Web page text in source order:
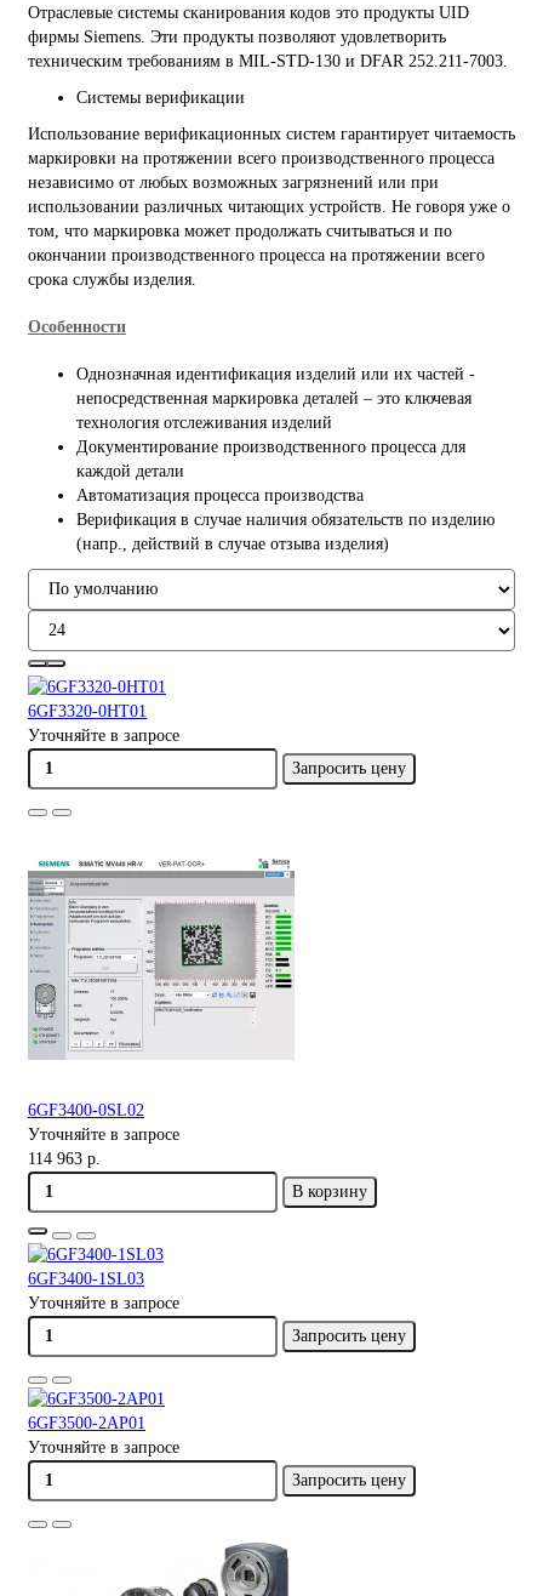
Отраслевые системы сканирования кодов это продукты UID
фирмы Siemens. Эти продукты позволяют удовлетворить
техническим требованиям в MIL-STD-130 и DFAR 252.211-7003.
Системы верификации
Использование верификационных систем гарантирует читаемость
маркировки на протяжении всего производственного процесса
независимо от любых возможных загрязнений или при
использовании различных читающих устройств. Не говоря уже о
том, что маркировка может продолжать считываться и по
окончании производственного процесса на протяжении всего
срока службы изделия.
Особенности
Однозначная идентификация изделий или их частей -
непосредственная маркировка деталей – это ключевая
технология отслеживания изделий
Документирование производственного процесса для
каждой детали
Автоматизация процесса производства
Верификация в случае наличия обязательств по изделию
(напр., действий в случае отзыва изделия)
6GF3320-0HT01
Уточняйте в запросе
Запросить цену
6GF3400-0SL02
Уточняйте в запросе
114 963 р.
В корзину
6GF3400-1SL03
Уточняйте в запросе
Запросить цену
6GF3500-2AP01
Уточняйте в запросе
Запросить цену